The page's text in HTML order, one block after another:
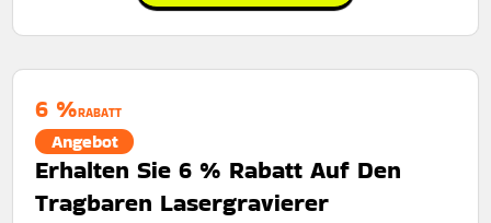
6 %RABATT
Angebot
Erhalten Sie 6 % Rabatt Auf Den
Tragbaren Lasergravierer